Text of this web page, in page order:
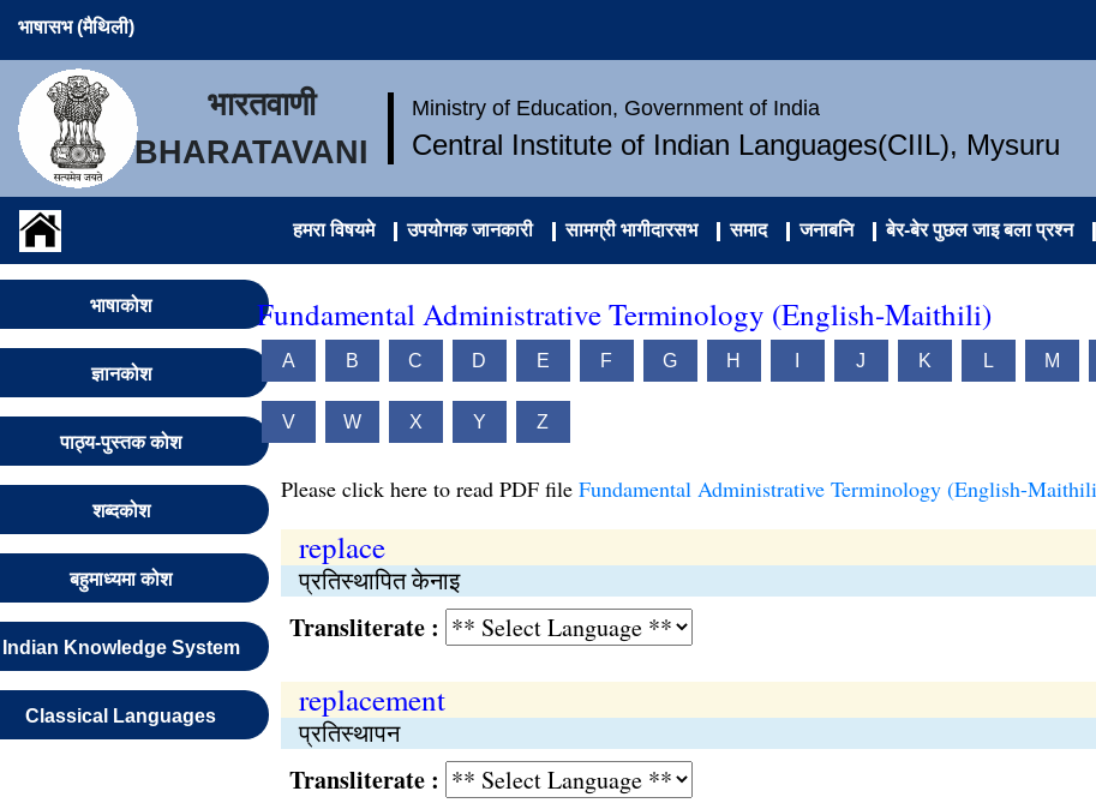
भाषासभ (मैथिली)
भारतवाणी
BHARATAVANI
Ministry of Education, Government of India
Central Institute of Indian Languages(CIIL), Mysuru
हमरा विषयमे उपयोगक जानकारी सामग्री भागीदारसभ समाद जनाबनि बेर-बेर पुछल जाइ बला प्रश्न
भाषाकोश
ज्ञानकोश
पाठ्य-पुस्तक कोश
शब्दकोश
बहुमाध्यमा कोश
Indian Knowledge System
Classical Languages
Fundamental Administrative Terminology (English-Maithili)
A B C D E F G H J K L M
V W X Y Z
Please click here to read PDF file Fundamental Administrative Terminology (English-
replace
प्रतिस्थापित केनाइ
Transliterate :
replacement
प्रतिस्थापन
Transliterate :